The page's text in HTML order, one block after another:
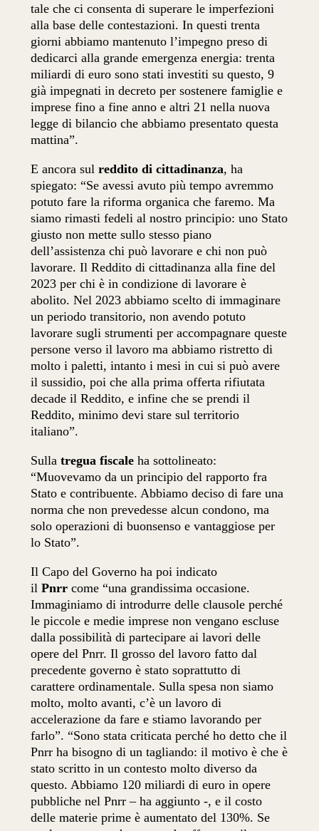
tale che ci consenta di superare le imperfezioni
alla base delle contestazioni. In questi trenta
giorni abbiamo mantenuto l’impegno preso di
dedicarci alla grande emergenza energia: trenta
miliardi di euro sono stati investiti su questo, 9
già impegnati in decreto per sostenere famiglie e
imprese fino a fine anno e altri 21 nella nuova
legge di bilancio che abbiamo presentato questa
mattina”.
E ancora sul reddito di cittadinanza, ha
spiegato: “Se avessi avuto più tempo avremmo
potuto fare la riforma organica che faremo. Ma
siamo rimasti fedeli al nostro principio: uno Stato
giusto non mette sullo stesso piano
dell’assistenza chi può lavorare e chi non può
lavorare. Il Reddito di cittadinanza alla fine del
2023 per chi è in condizione di lavorare è
abolito. Nel 2023 abbiamo scelto di immaginare
un periodo transitorio, non avendo potuto
lavorare sugli strumenti per accompagnare queste
persone verso il lavoro ma abbiamo ristretto di
molto i paletti, intanto i mesi in cui si può avere
il sussidio, poi che alla prima offerta rifiutata
decade il Reddito, e infine che se prendi il
Reddito, minimo devi stare sul territorio
italiano”.
Sulla tregua fiscale ha sottolineato:
“Muovevamo da un principio del rapporto fra
Stato e contribuente. Abbiamo deciso di fare una
norma che non prevedesse alcun condono, ma
solo operazioni di buonsenso e vantaggiose per
lo Stato”.
Il Capo del Governo ha poi indicato
ilPnrr come “una grandissima occasione.
Immaginiamo di introdurre delle clausole perché
le piccole e medie imprese non vengano escluse
dalla possibilità di partecipare ai lavori delle
opere del Pnrr. Il grosso del lavoro fatto dal
precedente governo è stato soprattutto di
carattere ordinamentale. Sulla spesa non siamo
molto, molto avanti, c’è un lavoro di
accelerazione da fare e stiamo lavorando per
farlo”. “Sono stata criticata perché ho detto che il
Pnrr ha bisogno di un tagliando: il motivo è che è
stato scritto in un contesto molto diverso da
questo. Abbiamo 120 miliardi di euro in opere
pubbliche nel Pnrr – ha aggiunto -, e il costo
delle materie prime è aumentato del 130%. Se